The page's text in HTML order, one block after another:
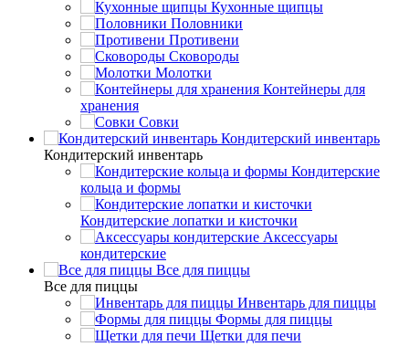
Кухонные щипцы
Половники
Противени
Сковороды
Молотки
Контейнеры для
хранения
Совки
Кондитерский инвентарь
Кондитерский инвентарь
Кондитерские
кольца и формы
Кондитерские лопатки и кисточки
Аксессуары
кондитерские
Все для пиццы
Все для пиццы
Инвентарь для пиццы
Формы для пиццы
Щетки для печи